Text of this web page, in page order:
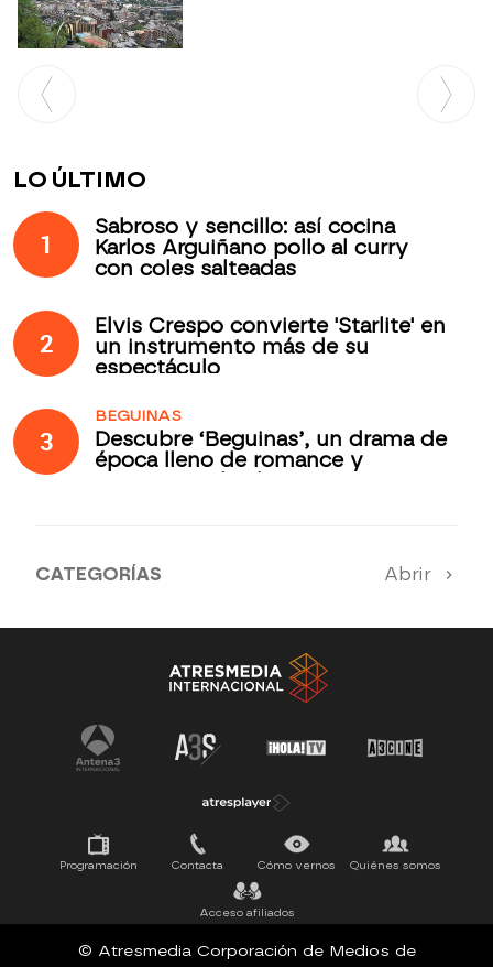
LO ÚLTIMO
1
Sabroso y sencillo: así cocina
Karlos Arguiñano pollo al curry
con coles salteadas
2
Elvis Crespo convierte 'Starlite' en
un instrumento más de su
espectáculo
3
BEGUINAS
Descubre ‘Beguinas’, un drama de
época lleno de romance y
CATEGORÍAS Abrir
Antena 3 Noticias El Hormiguero
Tu cara me suena Pasapalabra
Programación Contacta Cómo vernos Quiénes somos
Acceso afiliados
© Atresmedia Corporación de Medios de